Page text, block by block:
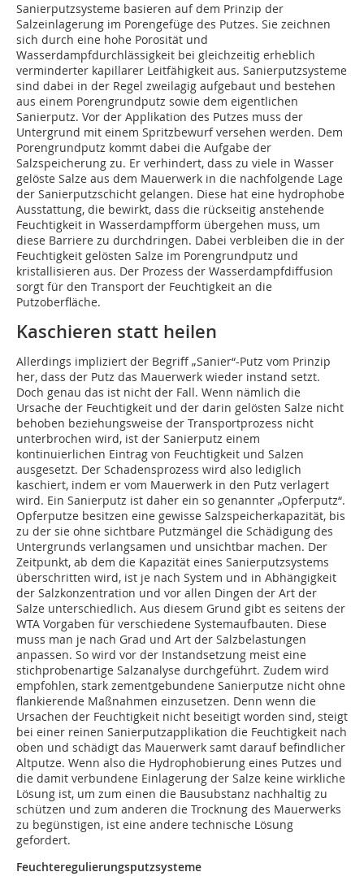
Sanierputzsysteme basieren auf dem Prinzip der
Salzeinlagerung im Porengefüge des Putzes. Sie zeichnen
sich durch eine hohe Porosität und
Wasserdampfdurchlässigkeit bei gleichzeitig erheblich
verminderter kapillarer Leitfähigkeit aus. Sanierputzsysteme
sind dabei in der Regel zweilagig aufgebaut und bestehen
aus einem Porengrundputz sowie dem eigentlichen
Sanierputz. Vor der Applikation des Putzes muss der
Untergrund mit einem Spritzbewurf versehen werden. Dem
Porengrundputz kommt dabei die Aufgabe der
Salzspeicherung zu. Er verhindert, dass zu viele in Wasser
gelöste Salze aus dem Mauerwerk in die nachfolgende Lage
der Sanierputzschicht gelangen. Diese hat eine hydrophobe
Ausstattung, die bewirkt, dass die rückseitig anstehende
Feuchtigkeit in Wasserdampfform übergehen muss, um
diese Barriere zu durchdringen. Dabei verbleiben die in der
Feuchtigkeit gelösten Salze im Porengrundputz und
kristallisieren aus. Der Prozess der Wasserdampfdiffusion
sorgt für den Transport der Feuchtigkeit an die
Putzoberfläche.
Kaschieren statt heilen
Allerdings impliziert der Begriff „Sanier“-Putz vom Prinzip
her, dass der Putz das Mauerwerk wieder instand setzt.
Doch genau das ist nicht der Fall. Wenn nämlich die
Ursache der Feuchtigkeit und der darin gelösten Salze nicht
behoben beziehungsweise der Transportprozess nicht
unterbrochen wird, ist der Sanierputz einem
kontinuierlichen Eintrag von Feuchtigkeit und Salzen
ausgesetzt. Der Schadensprozess wird also lediglich
kaschiert, indem er vom Mauerwerk in den Putz verlagert
wird. Ein Sanierputz ist daher ein so genannter „Opferputz“.
Opferputze besitzen eine gewisse Salzspeicherkapazität, bis
zu der sie ohne sichtbare Putzmängel die Schädigung des
Untergrunds verlangsamen und unsichtbar machen. Der
Zeitpunkt, ab dem die Kapazität eines Sanierputzsystems
überschritten wird, ist je nach System und in Abhängigkeit
der Salzkonzentration und vor allen Dingen der Art der
Salze unterschiedlich. Aus diesem Grund gibt es seitens der
WTA Vorgaben für verschiedene Systemaufbauten. Diese
muss man je nach Grad und Art der Salzbelastungen
anpassen. So wird vor der Instandsetzung meist eine
stichprobenartige Salzanalyse durchgeführt. Zudem wird
empfohlen, stark zementgebundene Sanierputze nicht ohne
flankierende Maßnahmen einzusetzen. Denn wenn die
Ursachen der Feuchtigkeit nicht beseitigt worden sind, steigt
bei einer reinen Sanierputzapplikation die Feuchtigkeit nach
oben und schädigt das Mauerwerk samt darauf befindlicher
Altputze. Wenn also die Hydrophobierung eines Putzes und
die damit verbundene Einlagerung der Salze keine wirkliche
Lösung ist, um zum einen die Bausubstanz nachhaltig zu
schützen und zum anderen die Trocknung des Mauerwerks
zu begünstigen, ist eine andere technische Lösung
gefordert.
Feuchteregulierungsputzsysteme